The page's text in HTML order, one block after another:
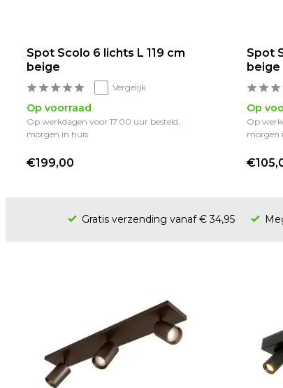
Spot Scolo 6 lichts L 119 cm
beige
Vergelijk
Op voorraad
Op werkdagen voor 17.00 uur besteld,
morgen in huis
€199,00
Spot
beige
Op
Op
morgen
Gratis verzending vanaf € 34,95